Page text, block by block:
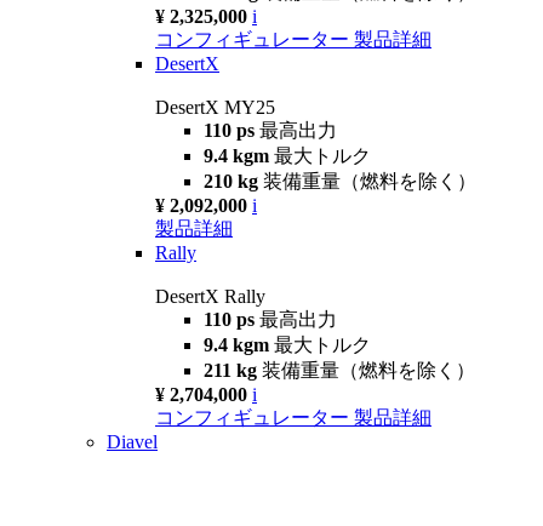
¥ 2,325,000 i
コンフィギュレーター 製品詳細
DesertX
DesertX MY25
110 ps 最高出力
9.4 kgm 最大トルク
210 kg 装備重量（燃料を除く）
¥ 2,092,000 i
製品詳細
Rally
DesertX Rally
110 ps 最高出力
9.4 kgm 最大トルク
211 kg 装備重量（燃料を除く）
¥ 2,704,000 i
コンフィギュレーター 製品詳細
Diavel